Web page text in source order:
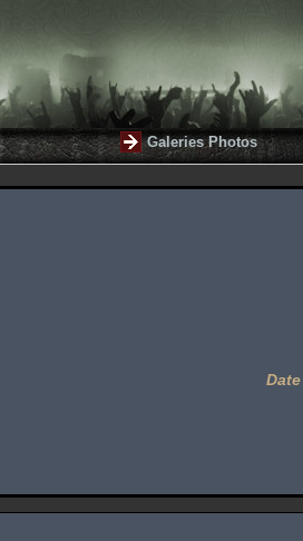
Galeries Photos